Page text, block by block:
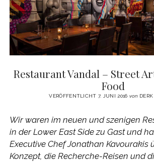
OBEN
Restaurant Vandal – Street
Food
VERÖFFENTLICHT 7. JUNI 2016 von
Wir waren im neuen und szenigen
in der Lower East Side zu Gast und
Executive Chef Jonathan Kavourakis
Konzept, die Recherche-Reisen und